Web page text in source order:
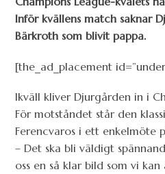
Inför kvällens match saknar
Bärkroth som blivit pappa.
[the_ad_placement
Ikväll kliver Djurgården in i
För motståndet står den
Ferencvaros i ett enkelmöte
– Det ska bli väldigt
oss en så klar bild som vi